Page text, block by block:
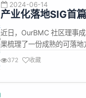
2024-06-14
产业化落地SIG首
障预测实现方案》
近日，OurBMC 社区理事
果梳理了一份成熟的可落
为产业化落地 SIG 的首篇
372 收藏